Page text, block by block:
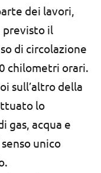
dei lavori,
il
di circolazione
chilometri orari.
sull’altro della
lo
gas, acqua e
unico